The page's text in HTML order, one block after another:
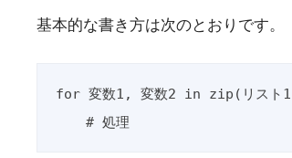
基本的な書き方は次のとおりです。
for 変数1, 変数2 in zip(リスト
    # 処理